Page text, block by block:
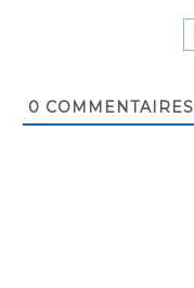
0 COMMENTAIRES